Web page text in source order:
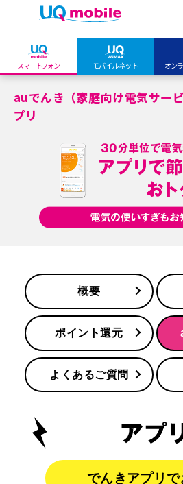
スマートフォン モバイルネット オン
my UQ WiMAX
UQ WiMAX ご契約の方
My UQ mobile
UQ mobile ご契約の方
UQ mobile
データチャージサイト
UQ mobile
オンラインショップ
UQ WiMAX
オンラインショップ
UQ mobile
販売店舗
UQ WiMAX
販売店舗
auでんき（家庭向け電気サー
プリ
概要
ポイント還元
よくあるご質問
でんきアプリで